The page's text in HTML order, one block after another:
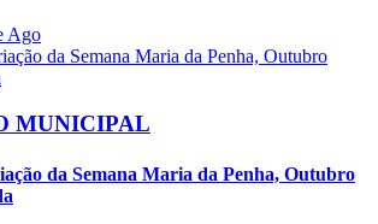
Ago
MUNICIPAL
da Semana Maria da Penha, Outubro